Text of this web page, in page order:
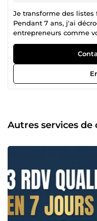
Je transforme des
Pendant 7 ans, j'ai
entrepreneurs comme
8 clients par mois.
Vous êtes
TPE/PME. Votre offre
Mais votre problème ?
prospecter → Votre
volume cheap. Je
qui convertissent. Mon
premium. Génération
de scripts robots. Pas
promesses creuses. →
idéaux, pas
personnalisés (qui
Qualification rigoureuse
remplissage d'agenda)
vendez mieux. Vous
Autres services de